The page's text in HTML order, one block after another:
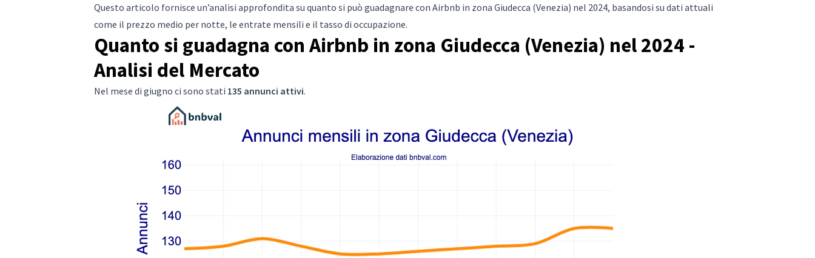
Questo articolo fornisce un’analisi approfondita su quanto si può guadagnare con Airbnb in zona Giudecca (Venezia) nel 2024, basandosi su dati attuali
come il prezzo medio per notte, le entrate mensili e il tasso di occupazione.
Quanto si guadagna con Airbnb in zona Giudecca (Venezia) nel 2024 -
Analisi del Mercato
Nel mese di giugno ci sono stati 135 annunci attivi.